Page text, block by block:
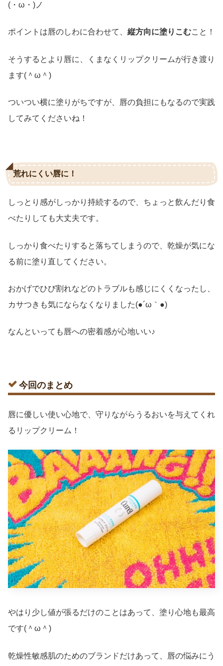
(・ω・)ノ
ポイントは唇のしわに合わせて、 縦方向に塗りこむこと！
そうするとより唇に、くまなくリップクリームが行き渡り
ます(＾ω＾)
ついつい横に塗りがちですが、唇の負担にもなるので実践
してみてくださいね！
荒れにくい唇に！
しっとり感がしっかり持続するので、ちょっと飲んだり食
べたりしても大丈夫です。
しっかり食べたりすると落ちてしまうので、乾燥が気にな
る前に塗り直してください。
おかげでひび割れなどのトラブルも感じにくくなったし、
カサつきも気にならなくなりました(●´ω｀●)
なんといっても唇への密着感が心地いい♪
今回のまとめ
唇に優しい使い心地で、守りながらうるおいを与えてくれ
るリップクリーム！
やはり少し値が張るだけのことはあって、塗り心地も最高
です(＾ω＾)
乾燥性敏感肌のためのブランドだけあって、唇の悩みにう